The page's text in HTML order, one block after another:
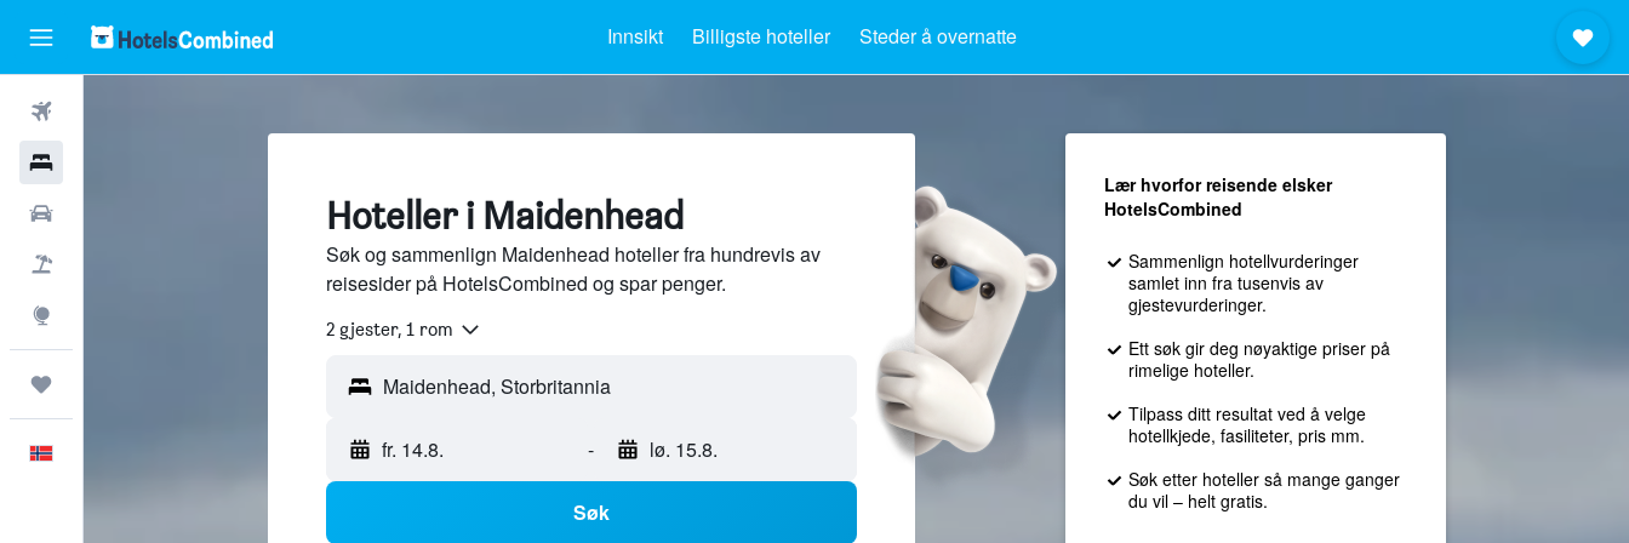
Innsikt Billigste hoteller Steder å overnatte
Hoteller i Maidenhead
Søk og sammenlign Maidenhead hoteller fra hundrevis av
reisesider på HotelsCombined og spar penger.
2 gjester, 1 rom
fr. 14.8. - lø. 15.8.
Søk
Lær hvorfor reisende elsker
HotelsCombined
Sammenlign hotellvurderinger
samlet inn fra tusenvis av
gjestevurderinger.
Ett søk gir deg nøyaktige priser på
rimelige hoteller.
Tilpass ditt resultat ved å velge
hotellkjede, fasiliteter, pris mm.
Søk etter hoteller så mange ganger
du vil – helt gratis.